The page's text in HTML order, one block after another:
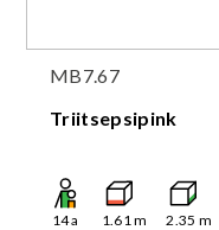
MB7.67
Triitsepsipink
14a 1.61m 2.35 m